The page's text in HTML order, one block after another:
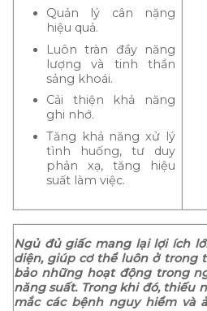
Quản lý cân nặng
hiệu quả.
Luôn tràn đầy năng
lượng và tinh thần
sảng khoái.
Cải thiện khả năng
ghi nhớ.
Tăng khả năng xử lý
tình huống, tư duy
phản xạ, tăng hiệu
suất làm việc.
Ngủ đủ giấc mang lại lợi ích
diện, giúp cơ thể luôn ở trong
bảo những hoạt động trong
năng suất. Trong khi đó, thiếu
mắc các bệnh nguy hiểm và